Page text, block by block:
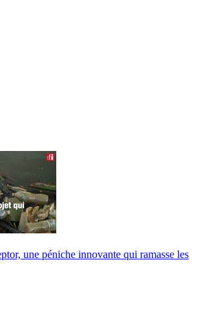
une péniche innovante qui ramasse les